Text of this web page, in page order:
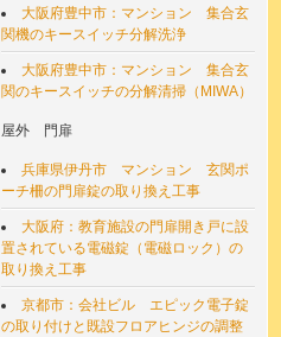
大阪府豊中市：マンション 集合玄
関機のキースイッチ分解洗浄
大阪府豊中市：マンション 集合玄
関のキースイッチの分解清掃（MIWA）
屋外 門扉
兵庫県伊丹市 マンション 玄関ポ
ーチ柵の門扉錠の取り換え工事
大阪府：教育施設の門扉開き戸に設
置されている電磁錠（電磁ロック）の
取り換え工事
京都市：会社ビル エピック電子錠
の取り付けと既設フロアヒンジの調整